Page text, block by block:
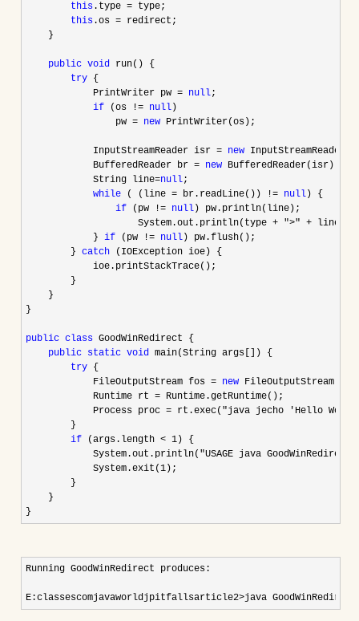
this .type = type;
this .os = redirect;
    }
public void run() {
try {
            PrintWriter pw
= null;
if (os != null )
                pw
= new PrintWriter(os);
            InputStreamReader isr
= new
            BufferedReader br
= new BufferedReader(isr);
            String line
=null;
while ( (line = br.readLine()) != null ) {
if (pw != null ) pw.println(line);
                    System.out.println(type
+ ">" +
            }
if (pw != null ) pw.flush();
        }
catch (IOException ioe) {
            ioe.printStackTrace();
        }
    }
}
public class GoodWinRedirect {
public static void main(String args[]) {
try {
            FileOutputStream fos
= new
            Runtime rt
= Runtime.getRuntime();
            Process proc
= rt.exec("java jecho 'Hello
        }
if (args.length < 1 ) {
            System.out.println(
"USAGE java
            System.exit(
1 );
        }
    }
}
Running GoodWinRedirect produces:
E:classescomjavaworldjpitfallsarticle2>java